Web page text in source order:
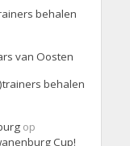
behalen
van Oosten
behalen
op
Cup!